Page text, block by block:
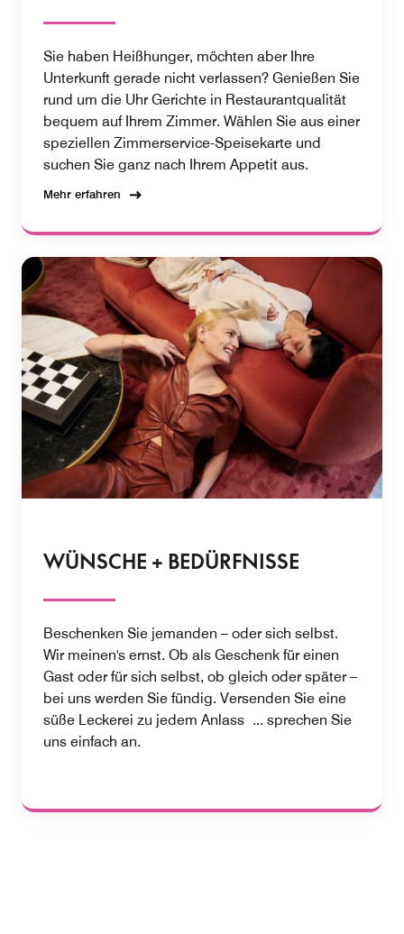
Sie haben Heißhunger, möchten aber Ihre
Unterkunft gerade nicht verlassen? Genießen Sie
rund um die Uhr Gerichte in Restaurantqualität
bequem auf Ihrem Zimmer. Wählen Sie aus einer
speziellen Zimmerservice-Speisekarte und
suchen Sie ganz nach Ihrem Appetit aus.
Mehr erfahren
WÜNSCHE + BEDÜRFNISSE
Beschenken Sie jemanden – oder sich selbst.
Wir meinen's ernst. Ob als Geschenk für einen
Gast oder für sich selbst, ob gleich oder später –
bei uns werden Sie fündig. Versenden Sie eine
süße Leckerei zu jedem Anlass ... sprechen Sie
uns einfach an.